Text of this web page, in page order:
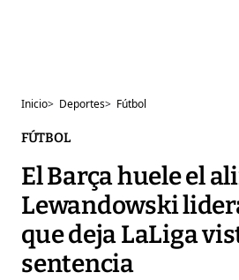
Inicio> Deportes> Fútbol
FÚTBOL
El Barça huele el
Lewandowski
que deja LaLiga
sentencia